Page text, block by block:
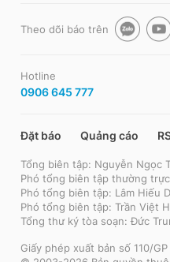
Theo dõi báo trên
Hotline
0906 645 777
Đặt báo Quảng cáo
Tổng biên tập: Nguyễn Ngọc
Phó tổng biên tập thường
Phó tổng biên tập: Lâm Hiếu
Phó tổng biên tập: Trần Việt
Tổng thư ký tòa soạn: Đức
Giấy phép xuất bản số 110/